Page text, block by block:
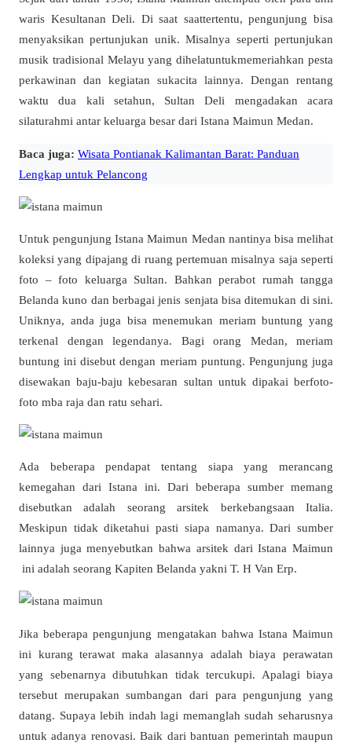
waris Kesultanan Deli. Di saat saattertentu, pengunjung bisa
menyaksikan pertunjukan unik. Misalnya seperti pertunjukan
musik tradisional Melayu yang dihelatuntukmemeriahkan pesta
perkawinan dan kegiatan sukacita lainnya. Dengan rentang
waktu dua kali setahun, Sultan Deli mengadakan acara
silaturahmi antar keluarga besar dari Istana Maimun Medan.
Baca juga: Wisata Pontianak Kalimantan Barat: Panduan
Lengkap untuk Pelancong
Untuk pengunjung Istana Maimun Medan nantinya bisa melihat
koleksi yang dipajang di ruang pertemuan misalnya saja seperti
foto – foto keluarga Sultan. Bahkan perabot rumah tangga
Belanda kuno dan berbagai jenis senjata bisa ditemukan di sini.
Uniknya, anda juga bisa menemukan meriam buntung yang
terkenal dengan legendanya. Bagi orang Medan, meriam
buntung ini disebut dengan meriam puntung. Pengunjung juga
disewakan baju-baju kebesaran sultan untuk dipakai berfoto-
foto mba raja dan ratu sehari.
Ada beberapa pendapat tentang siapa yang merancang
kemegahan dari Istana ini. Dari beberapa sumber memang
disebutkan adalah seorang arsitek berkebangsaan Italia.
Meskipun tidak diketahui pasti siapa namanya. Dari sumber
lainnya juga menyebutkan bahwa arsitek dari Istana Maimun
ini adalah seorang Kapiten Belanda yakni T. H Van Erp.
Jika beberapa pengunjung mengatakan bahwa Istana Maimun
ini kurang terawat maka alasannya adalah biaya perawatan
yang sebenarnya dibutuhkan tidak tercukupi. Apalagi biaya
tersebut merupakan sumbangan dari para pengunjung yang
datang. Supaya lebih indah lagi memanglah sudah seharusnya
untuk adanya renovasi. Baik dari bantuan pemerintah maupun